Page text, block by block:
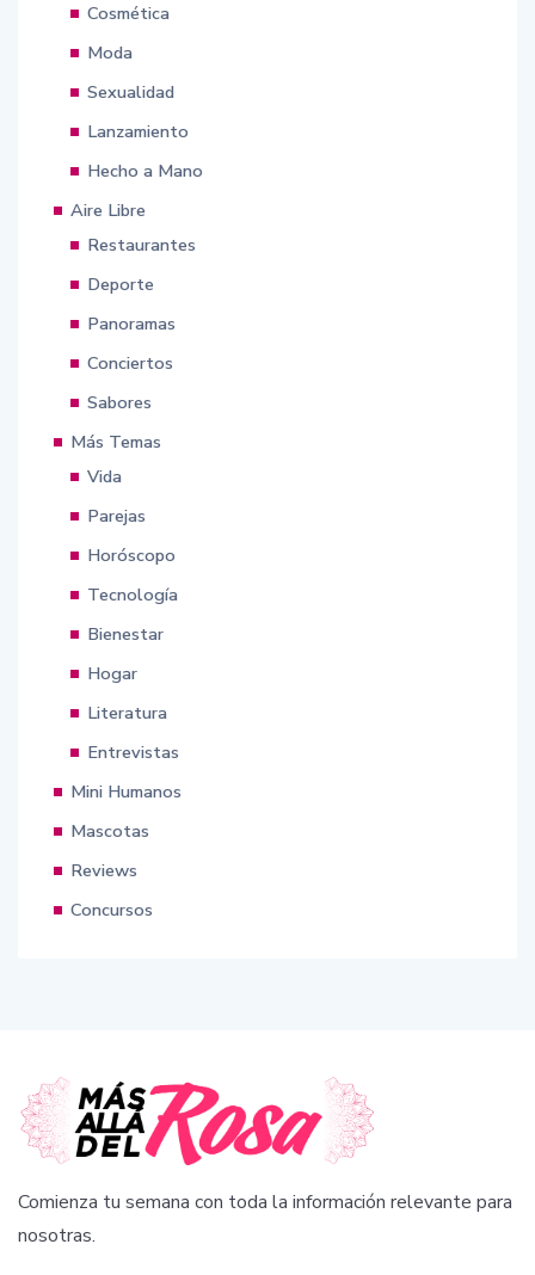
Cosmética
Moda
Sexualidad
Lanzamiento
Hecho a Mano
Aire Libre
Restaurantes
Deporte
Panoramas
Conciertos
Sabores
Más Temas
Vida
Parejas
Horóscopo
Tecnología
Bienestar
Hogar
Literatura
Entrevistas
Mini Humanos
Mascotas
Reviews
Concursos
Comienza tu semana con toda la información relevante para
nosotras.